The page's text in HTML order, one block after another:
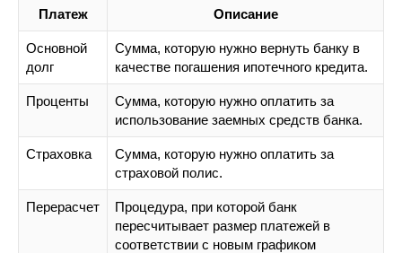
Платеж Описание
Основной
долг
Сумма, которую нужно вернуть банку в
качестве погашения ипотечного кредита.
Проценты
Сумма, которую нужно оплатить за
использование заемных средств банка.
Страховка
Сумма, которую нужно оплатить за
страховой полис.
Перерасчет
Процедура, при которой банк
пересчитывает размер платежей в
соответствии с новым графиком